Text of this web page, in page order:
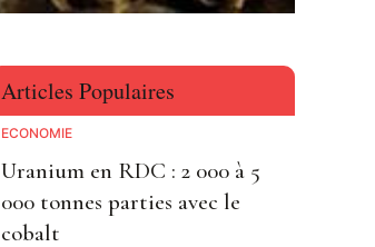
Articles Populaires
ECONOMIE
Uranium en RDC : 2 000 à 5
000 tonnes parties avec le
cobalt